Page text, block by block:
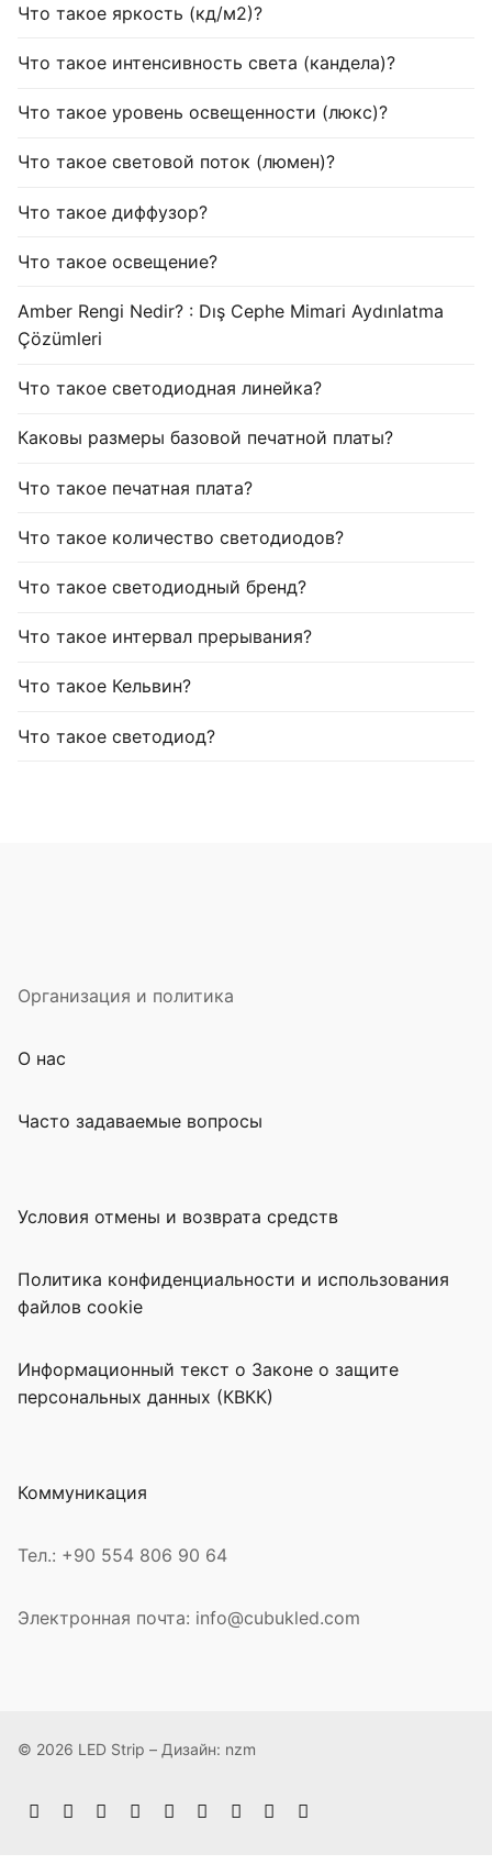
Что такое яркость (кд/м2)?
Что такое интенсивность света (кандела)?
Что такое уровень освещенности (люкс)?
Что такое световой поток (люмен)?
Что такое диффузор?
Что такое освещение?
Amber Rengi Nedir? : Dış Cephe Mimari Aydınlatma
Çözümleri
Что такое светодиодная линейка?
Каковы размеры базовой печатной платы?
Что такое печатная плата?
Что такое количество светодиодов?
Что такое светодиодный бренд?
Что такое интервал прерывания?
Что такое Кельвин?
Что такое светодиод?
Организация и политика
О нас
Часто задаваемые вопросы
Условия отмены и возврата средств
Политика конфиденциальности и использования
файлов cookie
Информационный текст о Законе о защите
персональных данных (КВКК)
Коммуникация
Тел.: +90 554 806 90 64
Электронная почта: info@cubukled.com
© 2026 LED Strip – Дизайн: nzm